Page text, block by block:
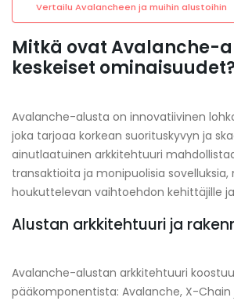
Vertailu Avalancheen ja muihin alustoihin
Mitkä ovat Avalanche-
keskeiset
Avalanche-alusta on innovatiivinen
joka tarjoaa korkean suorituskyvyn ja
ainutlaatuinen arkkitehtuuri
transaktioita ja monipuolisia sovelluksia,
houkuttelevan vaihtoehdon kehittäjille
Alustan arkkitehtuuri ja
Avalanche-alustan arkkitehtuuri
pääkomponentista: Avalanche, X-